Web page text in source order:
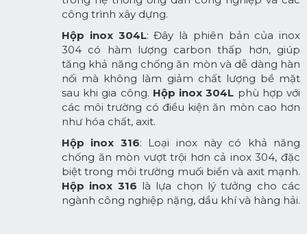
công trình xây dựng.
Hộp inox 304L: Đây là phiên bản của inox
304 có hàm lượng carbon thấp hơn, giúp
tăng khả năng chống ăn mòn và dễ dàng hàn
nối mà không làm giảm chất lượng bề mặt
sau khi gia công. Hộp inox 304L phù hợp với
các môi trường có điều kiện ăn mòn cao hơn
như hóa chất, axit.
Hộp inox 316: Loại inox này có khả năng
chống ăn mòn vượt trội hơn cả inox 304, đặc
biệt trong môi trường muối biển và axit mạnh.
Hộp inox 316 là lựa chọn lý tưởng cho các
ngành công nghiệp nặng, dầu khí và hàng hải.